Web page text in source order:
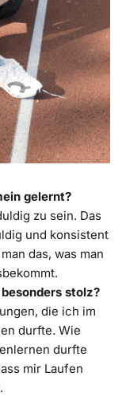
gelernt?
zu sein. Das
und konsistent
das, was man
stolz?
die ich im
durfte. Wie
durfte
mir Laufen